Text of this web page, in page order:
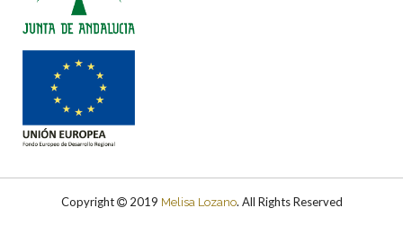
Copyright 2019 Melisa Lozano. All Rights Reserved